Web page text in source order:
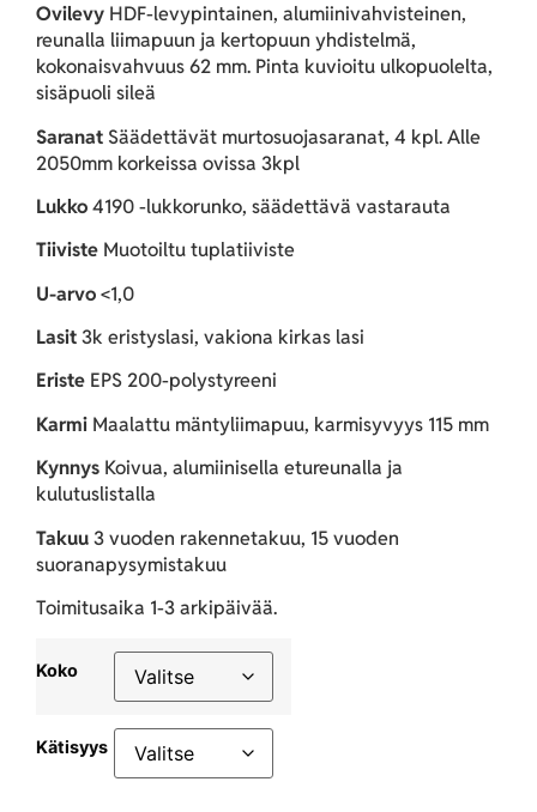
Ovilevy HDF-levypintainen, alumiinivahvisteinen,
reunalla liimapuun ja kertopuun yhdistelmä,
kokonaisvahvuus 62 mm. Pinta kuvioitu ulkopuolelta,
sisäpuoli sileä
Saranat Säädettävät murtosuojasaranat, 4 kpl. Alle
2050mm korkeissa ovissa 3kpl
Lukko4190 -lukkorunko, säädettävä vastarauta
Tiiviste Muotoiltu tuplatiiviste
U-arvo<1,0
Lasit3k eristyslasi, vakiona kirkas lasi
Eriste EPS 200-polystyreeni
Karmi Maalattu mäntyliimapuu, karmisyvyys 115 mm
Kynnys Koivua, alumiinisella etureunalla ja
kulutuslistalla
Takuu3 vuoden rakennetakuu, 15 vuoden
suoranapysymistakuu
Toimitusaika 1-3 arkipäivää.
Koko
Kätisyys